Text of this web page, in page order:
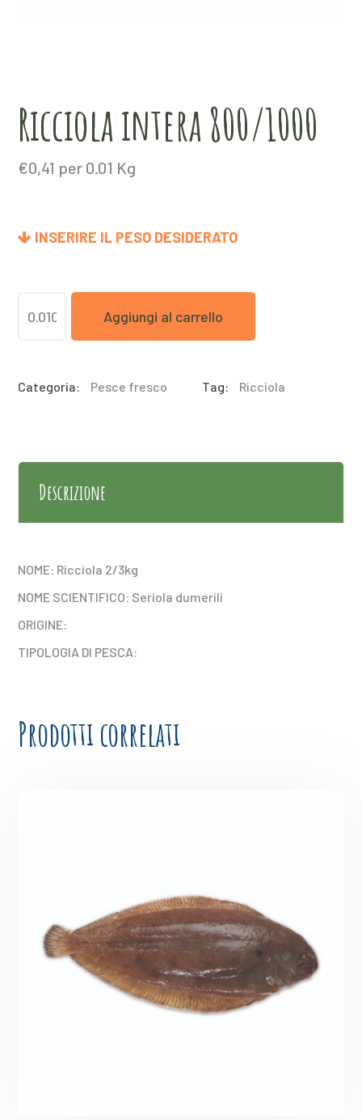
Ricciola intera 800/1000
€0,41 per 0.01 Kg
INSERIRE IL PESO DESIDERATO
quantità
Aggiungi al carrello
Categoria: Pesce fresco Tag: Ricciola
Descrizione
NOME: Ricciola 2/3kg
NOME SCIENTIFICO: Seriola dumerili
ORIGINE:
TIPOLOGIA DI PESCA:
Prodotti correlati